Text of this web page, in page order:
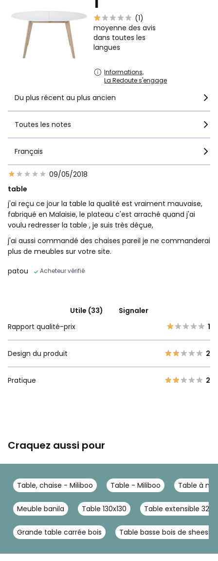
Une prise de rendez-vous FACILE:Une fois votre colis
expédié, le transporteur vous contactera par SMS pour fixer
un rendez-vous.
Couleurs
(1)
moyenne des avis
dans toutes les
langues
Informations,
La Redoute s'engage
Du plus récent au plus ancien
Toutes les notes
Français
09/05/2018
table
j'ai reçu ce jour la table la qualité est vraiment mauvaise,
fabriqué en Malaisie, le plateau c'est arraché quand j'ai
voulu redresser la table , je suis très déçue,
j'ai aussi commandé des chaises pareil je ne commanderai
plus de meubles sur votre site.
patou
Acheteur vérifié
Utile (33)
Signaler
Rapport qualité-prix
1
Design du produit 2
Pratique 2
Craquez aussi pour
Table, chaise - Miliboo Table - Miliboo Table à
Meuble banila Table 130x130 Table extensible 320
Grande table carrée bois Table basse bois de